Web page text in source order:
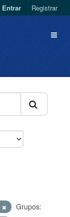
Entrar Registrar
Grupos: